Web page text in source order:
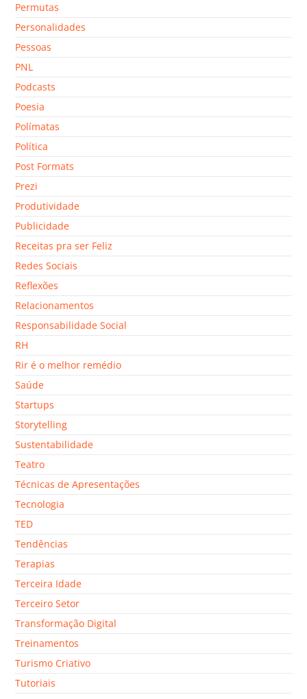
Permutas
Personalidades
Pessoas
PNL
Podcasts
Poesia
Polímatas
Política
Post Formats
Prezi
Produtividade
Publicidade
Receitas pra ser Feliz
Redes Sociais
Reflexões
Relacionamentos
Responsabilidade Social
RH
Rir é o melhor remédio
Saúde
Startups
Storytelling
Sustentabilidade
Teatro
Técnicas de Apresentações
Tecnologia
TED
Tendências
Terapias
Terceira Idade
Terceiro Setor
Transformação Digital
Treinamentos
Turismo Criativo
Tutoriais